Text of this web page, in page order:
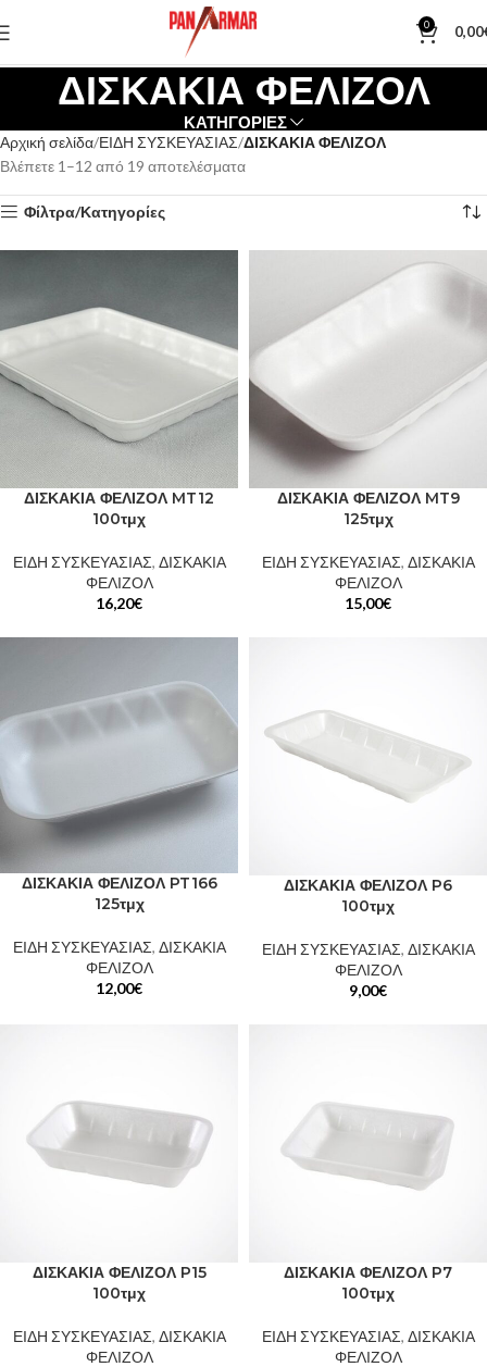
0 0,00
ΔΙΣΚΑΚΙΑ ΦΕΛΙΖΟΛ
ΚΑΤΗΓΟΡΙΕΣ
Αρχική σελίδα ΕΙΔΗ ΣΥΣΚΕΥΑΣΙΑΣ ΔΙΣΚΑΚΙΑ ΦΕΛΙΖΟΛ
Βλέπετε 1–12 από 19 αποτελέσματα
Φίλτρα/Κατηγορίες
ΔΙΣΚΑΚΙΑ ΦΕΛΙΖΟΛ MT12
100τμχ
ΕΙΔΗ ΣΥΣΚΕΥΑΣΙΑΣ, ΔΙΣΚΑΚΙΑ
ΦΕΛΙΖΟΛ
16,20€
ΔΙΣΚΑΚΙΑ ΦΕΛΙΖΟΛ MT9
125τμχ
ΕΙΔΗ ΣΥΣΚΕΥΑΣΙΑΣ, ΔΙΣΚΑΚΙΑ
ΦΕΛΙΖΟΛ
15,00€
ΔΙΣΚΑΚΙΑ ΦΕΛΙΖΟΛ PT166
125τμχ
ΕΙΔΗ ΣΥΣΚΕΥΑΣΙΑΣ, ΔΙΣΚΑΚΙΑ
ΦΕΛΙΖΟΛ
12,00€
ΔΙΣΚΑΚΙΑ ΦΕΛΙΖΟΛ P6
100τμχ
ΕΙΔΗ ΣΥΣΚΕΥΑΣΙΑΣ, ΔΙΣΚΑΚΙΑ
ΦΕΛΙΖΟΛ
9,00€
ΔΙΣΚΑΚΙΑ ΦΕΛΙΖΟΛ P15
100τμχ
ΕΙΔΗ ΣΥΣΚΕΥΑΣΙΑΣ, ΔΙΣΚΑΚΙΑ
ΦΕΛΙΖΟΛ
ΔΙΣΚΑΚΙΑ ΦΕΛΙΖΟΛ P7
100τμχ
ΕΙΔΗ ΣΥΣΚΕΥΑΣΙΑΣ, ΔΙΣΚΑΚΙΑ
ΦΕΛΙΖΟΛ